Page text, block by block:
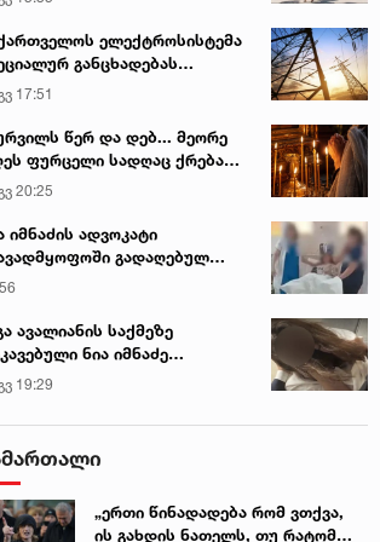
ელექტროსისტემა
განცხადებას
17:51
წერ და დებ... მეორე
ფურცელი სადღაც ქრება
სურვილი სრულდება...“ -
ტაძარი შიდა
20:25
იმნაძის ადვოკატი
გადაღებულ
ავრცელებს
ავალიანის საქმეზე
ნია იმნაძე
გადაჰყავთ
19:29
„ერთი წინადადება რომ ვთქვა,
ის გახდის ნათელს, თუ რატომ